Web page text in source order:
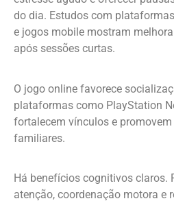
do dia. Estudos com
e jogos mobile mostram
após sessões curtas.
O jogo online favorece
plataformas como PlayStation
fortalecem vínculos e
familiares.
Há benefícios cognitivos claros.
atenção, coordenação motora e